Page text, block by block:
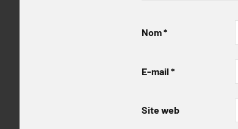
Nom*
E-mail *
Site web